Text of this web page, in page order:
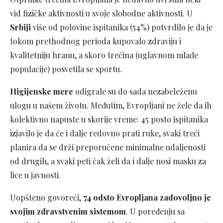
vid fizičke aktivnosti u svoje slobodne aktivnosti. U
Srbijiviše od polovine ispitanika (54%) potvrdilo je da je
tokom prethodnog perioda kupovalo zdraviju i
kvalitetniju hranu, a skoro trećina (uglavnom mlađe
populacije) posvetila se sportu.
Higijenske mere odigrale su do sada nezabeleženu
ulogu u našem životu. Međutim, Evropljani ne žele da ih
kolektivno napuste u skorije vreme: 45 posto ispitanika
izjavilo je da će i dalje redovno prati ruke, svaki treći
planira da se drži preporučene minimalne udaljenosti
od drugih, a svaki peti čak želi da i dalje nosi masku za
lice u javnosti.
Uopšteno govoreći, 74 odsto Evropljana zadovoljno je
svojim zdravstvenim sistemom. U poređenju sa